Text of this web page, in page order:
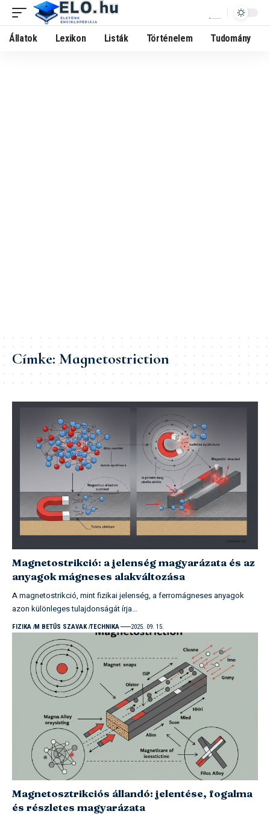
Állatok Lexikon Listák Történelem Tudomány
Címke:Magnetostriction
Magnetostrikció: a jelenség magyarázata és az
anyagok mágneses alakváltozása
A magnetostrikció, mint fizikai jelenség, a ferromágneses anyagok
azon különleges tulajdonságát írja…
FIZIKA M BETŰS SZAVAK TECHNIKA 2025. 09. 15.
Magnetosztrikciós állandó: jelentése, fogalma
és részletes magyarázata